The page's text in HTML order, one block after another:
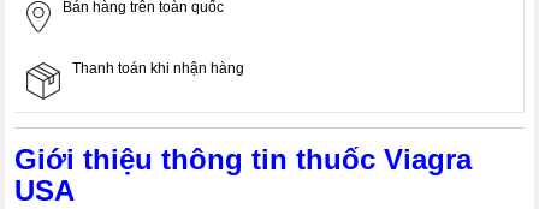
Bán hàng trên toàn quốc
Thanh toán khi nhận hàng
Giới thiệu thông tin thuốc Viagra
USA